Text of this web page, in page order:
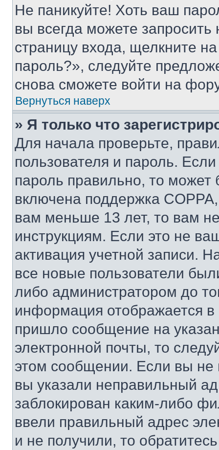
Не паникуйте! Хоть ваш
вы всегда можете
страницу входа, щелкните
пароль?», следуйте
снова сможете войти на
Вернуться наверх
» Я только что
Для начала проверьте,
пользователя и пароль.
пароль правильно, то может
включена поддержка
вам меньше 13 лет, то вам
инструкциям. Если это не
активация учетной записи.
все новые пользователи
либо администратором до
информация отображается
пришло сообщение на
электронной почты, то
этом сообщении. Если вы
вы указали неправильный
заблокирован каким-либо
ввели правильный адрес
и не получили, то